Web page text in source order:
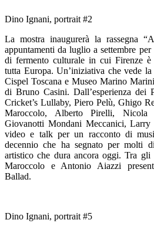
Dino Ignani, portrait #2
La mostra inaugurerà la rassegna
appuntamenti da luglio a settembre
di fermento culturale in cui Firenze è
tutta Europa. Un’iniziativa che vede
Cispel Toscana e Museo Marino
di Bruno Casini. Dall’esperienza dei
Cricket’s Lullaby, Piero Pelù, Ghigo
Maroccolo, Alberto Pirelli, Nicola
Giovanotti Mondani Meccanici,
video e talk per un racconto di
decennio che ha segnato per molti
artistico che dura ancora oggi. Tra
Maroccolo e Antonio Aiazzi
Ballad.
Dino Ignani, portrait #5